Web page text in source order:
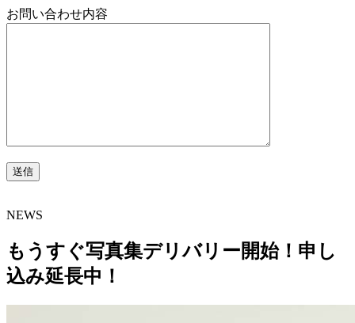
お問い合わせ内容
NEWS
もうすぐ写真集デリバリー開始！申し
込み延長中！